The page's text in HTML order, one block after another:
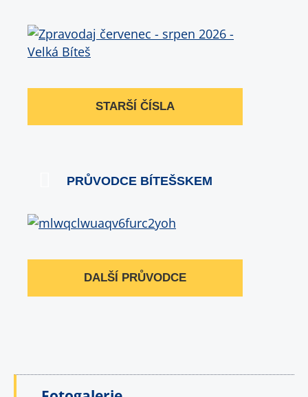
STARŠÍ ČÍSLA
PRŮVODCE BÍTEŠSKEM
DALŠÍ PRŮVODCE